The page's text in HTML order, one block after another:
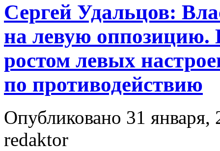
Сергей Удальцов:
на левую
ростом левых
по противодействию
Опубликовано 31 января,
redaktor